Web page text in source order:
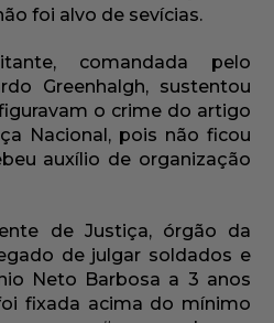
foi alvo de sevícias.
comandada pelo
Greenhalgh, sustentou
o crime do artigo
Nacional, pois não ficou
auxílio de organização
de Justiça, órgão da
de julgar soldados e
Neto Barbosa a 3 anos
fixada acima do mínimo